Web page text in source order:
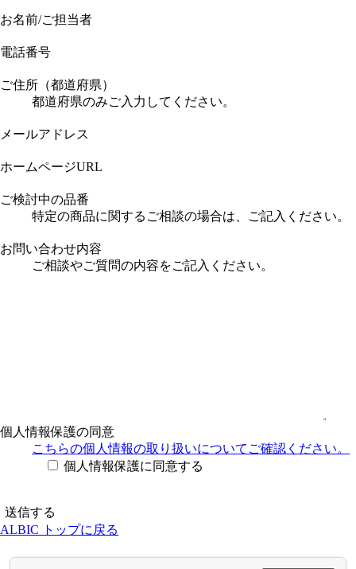
お名前/ご担当者
電話番号
ご住所（都道府県）
都道府県のみご入力してください。
メールアドレス
ホームページURL
ご検討中の品番
特定の商品に関するご相談の場合は、ご記入ください。
お問い合わせ内容
ご相談やご質問の内容をご記入ください。
個人情報保護の同意
こちらの個人情報の取り扱いについてご確認ください。
個人情報保護に同意する
ALBIC トップに戻る